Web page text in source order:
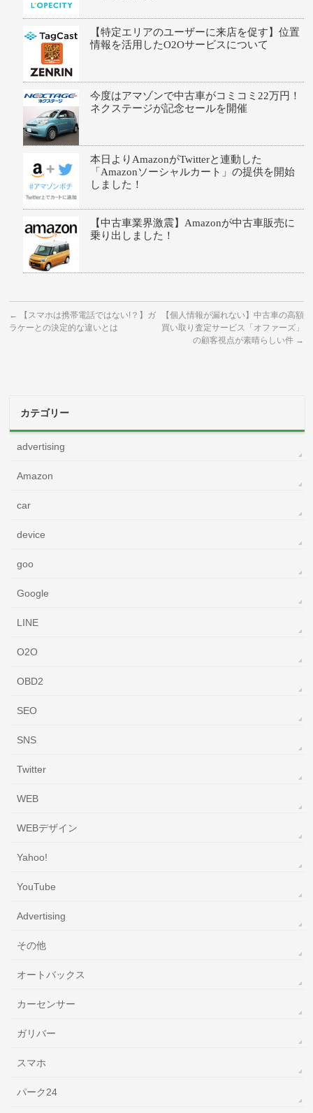
【特定エリアのユーザーに来店を促す】位置
情報を活用したO2Oサービスについて
今度はアマゾンで中古車がコミコミ22万円！
ネクステージが記念セールを開催
本日よりAmazonがTwitterと連動した
「Amazonソーシャルカート」の提供を開始
しました！
【中古車業界激震】Amazonが中古車販売に
乗り出しました！
←
【スマホは携帯電話ではない!？】ガ
ラケーとの決定的な違いとは
【個人情報が漏れない】中古車の高額
買い取り査定サービス「オファーズ」
の顧客視点が素晴らしい件 →
カテゴリー
advertising
Amazon
car
device
goo
Google
LINE
O2O
OBD2
SEO
SNS
Twitter
WEB
WEBデザイン
Yahoo!
YouTube
‎Advertising
その他
オートバックス
カーセンサー
ガリバー
スマホ
パーク24